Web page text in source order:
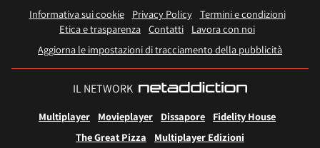
Informativa sui cookie Privacy Policy
Termini e condizioni
Etica e trasparenza Contatti
Lavora con noi
Aggiorna le impostazioni di tracciamento della pubblicità
IL NETWORK
Multiplayer Movieplayer Dissapore
Fidelity House
The Great Pizza
Multiplayer Edizioni